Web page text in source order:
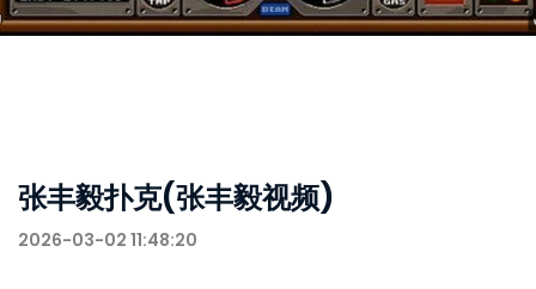
张丰毅扑克(张丰毅视频)
2026-03-02 11:48:20